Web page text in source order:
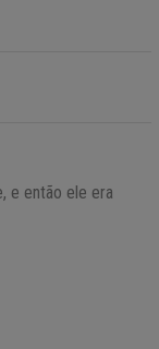
e então ele era